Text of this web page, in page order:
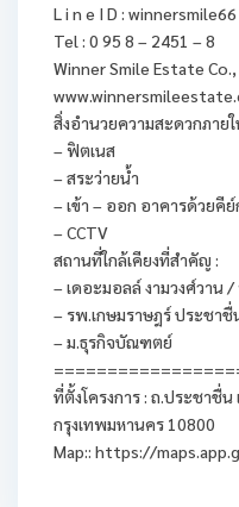
L i n e I D : winnersmile66
Tel : 0 95 8 – 2451 – 8
Winner Smile Estate
สิ่งอำนวยความสะดวกภายใ
– ฟิตเนส
– สระว่ายน้ำ
– เข้า – ออก อาคารด้วยคีย์
– CCTV
สถานที่ใกล้เคียงที่สำคัญ :
– เดอะมอลล์ งามวงศ์วาน
– รพ.เกษมราษฎร์ ประชาชื่
– ม.ธุรกิจบัณฑตย์
ที่ตั้งโครงการ : ถ.ประชาชื่น
กรุงเทพมหานคร 10800
Map:: https://